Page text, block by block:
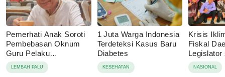
Pemerhati Anak Soroti
Pembebasan Oknum
Guru Pelaku
Pencabulan, Desak
Proses Hukum
LEMBAH PALU
1 Juta Warga Indonesia
Terdeteksi Kasus Baru
Diabetes
KESEHATAN
Krisis
Fiskal
Legislator
Dorong
NASIONAL